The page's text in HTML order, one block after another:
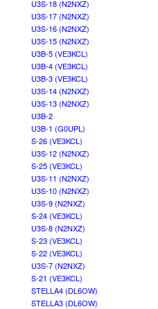
U3S-18 (N2NXZ)
U3S-17 (N2NXZ)
U3S-16 (N2NXZ)
U3S-15 (N2NXZ)
U3B-5 (VE3KCL)
U3B-4 (VE3KCL)
U3B-3 (VE3KCL)
U3S-14 (N2NXZ)
U3S-13 (N2NXZ)
U3B-2
U3B-1 (G0UPL)
S-26 (VE3KCL)
U3S-12 (N2NXZ)
S-25 (VE3KCL)
U3S-11 (N2NXZ)
U3S-10 (N2NXZ)
U3S-9 (N2NXZ)
S-24 (VE3KCL)
U3S-8 (N2NXZ)
S-23 (VE3KCL)
S-22 (VE3KCL)
U3S-7 (N2NXZ)
S-21 (VE3KCL)
STELLA4 (DL6OW)
STELLA3 (DL6OW)